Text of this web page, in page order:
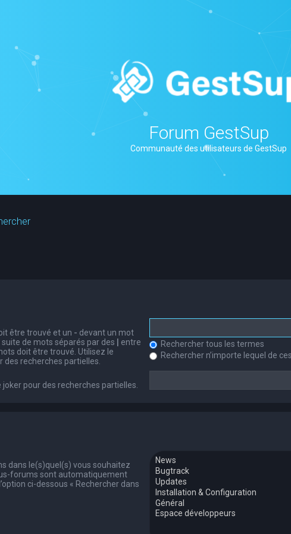
Forum GestSup
Communauté des utilisateurs de GestSup
être trouvé et un - devant un mot
de mots séparés par des
entre
doit être trouvé. Utilisez le
des recherches partielles.
Rechercher tous les termes
Rechercher n’importe lequel de
pour des recherches partielles.
dans le(s)quel(s) vous souhaitez
forums sont automatiquement
ci-dessous « Rechercher dans